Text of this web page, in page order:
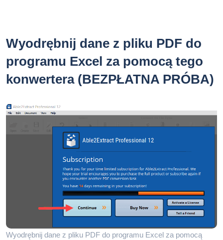
Wyodrębnij dane z pliku PDF do
programu Excel za pomocą tego
konwertera (BEZPŁATNA PRÓBA)
Wyodrębnij dane z pliku PDF do programu Excel za pomocą